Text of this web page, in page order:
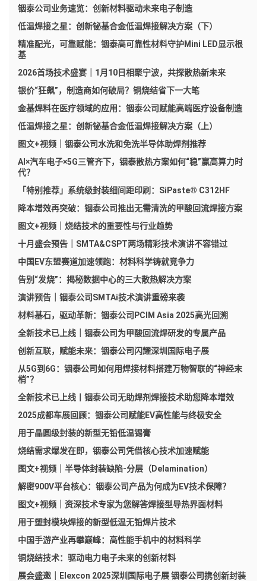
铟泰公司业务速览：创新材料驱动未来电子制造
低温焊接之星：创新铋基合金低温焊接解决方案（下）
精准配光，可靠赋能：铟泰高可靠性材料守护Mini LED显示根
基
2026首场技术盛宴｜1月10日相聚宁波，共探散热新未来
银价“狂飙”，制造商如何破局？铜烧结省下一大笔
金基焊料在医疗领域的应用：铟泰公司赋能高端医疗设备制造
低温焊接之星：创新铋基合金低温焊接解决方案（上）
图文+视频｜铟泰公司水洗和免洗半导体助焊剂推荐
AI×汽车电子×5G三管齐下，铟泰散热方案如何“稳”赢高算力时
代？
「特别推荐」系统级封装细间距印刷：SiPaste® C312HF
降本增效再突破：铟泰公司推出无需清洗的甲酸回流焊接方案
图文+视频｜烧结技术的重要性与行业趋势
十月盛会预告｜SMTA&CSPT两场精彩技术演讲不容错过
中国EV东盟赛道加速领跑：材料科学铸就竞争力
告别“发烧”：揭秘数据中心的三大散热解决方案
演讲预告｜铟泰公司SMTAi技术演讲重磅来袭
材料基石，驱动革新：铟泰公司PCIM Asia 2025高光回溯
全新技术已上线｜铟泰公司为甲酸回流焊研发的专属产品
创新互联，赋能未来：铟泰公司闪耀深圳国际电子展
从5G到6G：铟泰公司如何用焊接材料搭建万物智联的“神经末
梢”？
全新技术已上线丨铟泰公司无助焊剂焊接技术助您降本增效
2025成都车展回顾：铟泰公司赋能EV高性能与终极安全
用于晶圆级封装的新型无铅低温锡膏
烧结需求爆发在即，铟泰公司凭借核心技术加速赋能
图文+视频｜半导体封装缺陷-分层（Delamination）
解密900V平台核心：铟泰公司产品为何成为EV技术保障？
图文+视频｜资深技术专家为您解答焊接型导热界面材料
用于塑封模块焊接的新型低温无铅焊片技术
中国手游产业再攀巅峰：高性能手机中的材料科学
铜烧结技术：驱动电力电子未来的创新材料
展会盛邀｜Elexcon 2025深圳国际电子展 铟泰公司携创新封装